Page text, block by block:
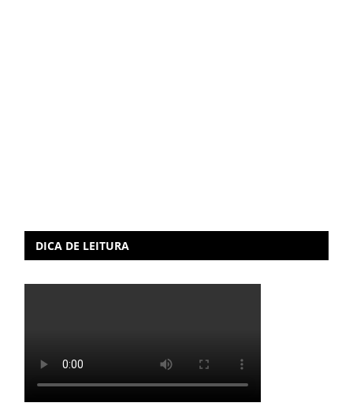
DICA DE LEITURA